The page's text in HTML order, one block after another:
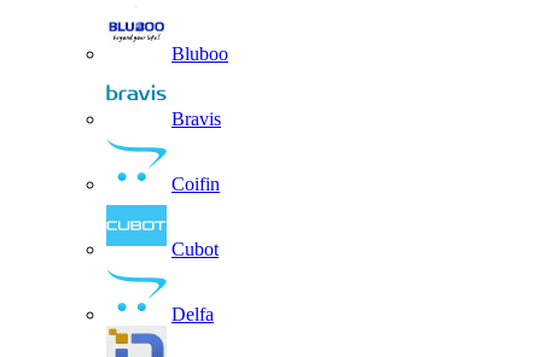
Bluboo
Bravis
Coifin
Cubot
Delfa